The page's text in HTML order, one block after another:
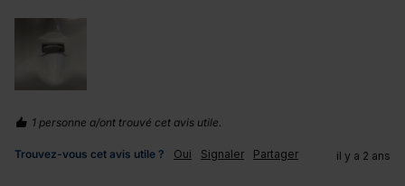
1 personne a/ont trouvé cet avis utile.
Trouvez-vous cet avis utile ? Oui Signaler Partager il y a 2 ans